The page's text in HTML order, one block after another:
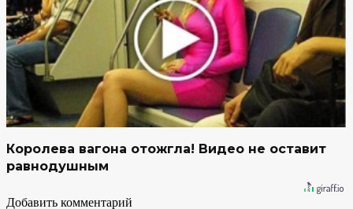
Королева вагона отожгла! Видео не оставит
равнодушным
Добавить комментарий